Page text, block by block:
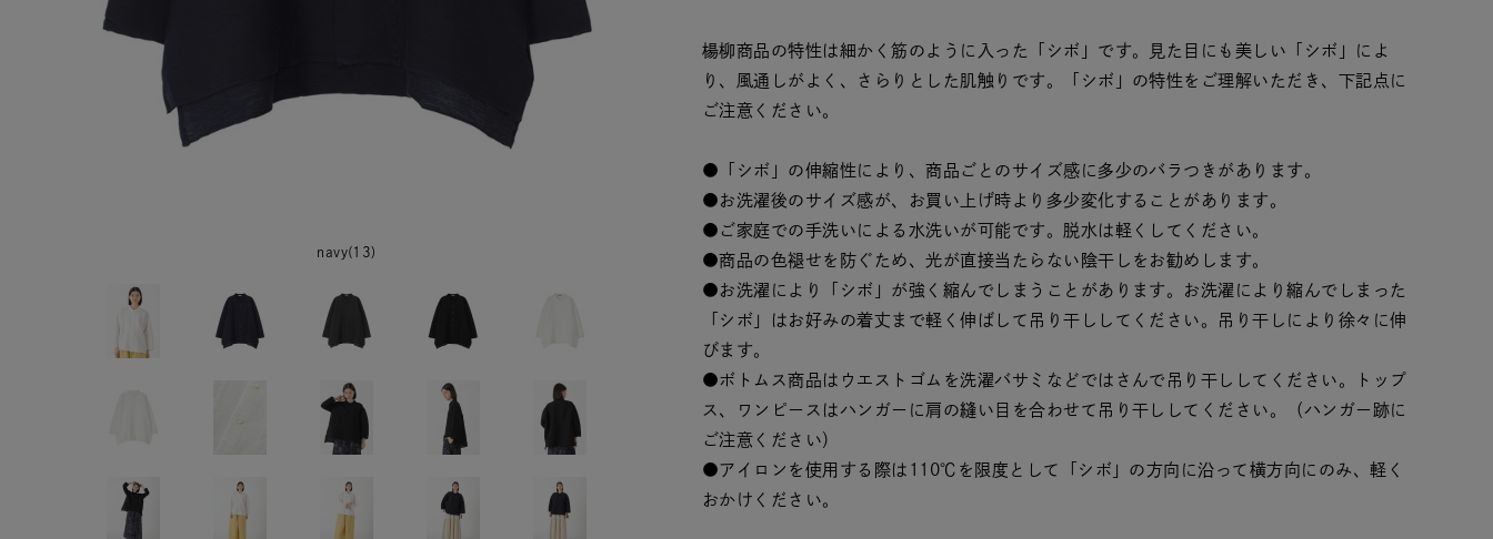
navy(13)
楊柳商品の特性は細かく筋のように入った「シボ」です。見た目にも美しい「シボ」によ
り、風通しがよく、さらりとした肌触りです。「シボ」の特性をご理解いただき、下記点に
ご注意ください。
●「シボ」の伸縮性により、商品ごとのサイズ感に多少のバラつきがあります。
●お洗濯後のサイズ感が、お買い上げ時より多少変化することがあります。
●ご家庭での手洗いによる水洗いが可能です。脱水は軽くしてください。
●商品の色褪せを防ぐため、光が直接当たらない陰干しをお勧めします。
●お洗濯により「シボ」が強く縮んでしまうことがあります。お洗濯により縮んでしまった
「シボ」はお好みの着丈まで軽く伸ばして吊り干ししてください。吊り干しにより徐々に伸
びます。
●ボトムス商品はウエストゴムを洗濯バサミなどではさんで吊り干ししてください。トップ
ス、ワンピースはハンガーに肩の縫い目を合わせて吊り干ししてください。（ハンガー跡に
ご注意ください）
●アイロンを使用する際は110℃を限度として「シボ」の方向に沿って横方向にのみ、軽く
おかけください。